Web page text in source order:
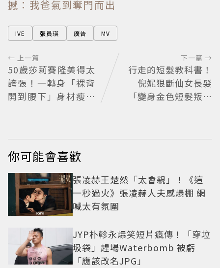
撼：我爸氣到奪門而出
IVE 張員瑛 廣告 MV
← 上一篇
50歲莎莉賽隆美得太
誇張！一轉身「裸背
開到腰下」身材瘦到
下一篇 →
行走的短髮教科書！
倪妮狠斷仙女長髮
「變身金色短髮叛逆
你可能會喜歡
張凌赫王楚然「太會親」！《這
一秒過火》張凌赫人夫感爆棚 網
喊太有氛圍
JYP朴軫永爆笑短片瘋傳！「穿垃
圾袋」趕場Waterbomb 被虧
「應該改名JPG」